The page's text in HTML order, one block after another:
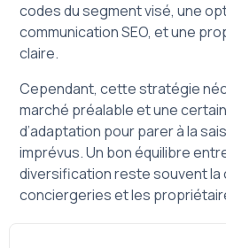
codes du segment visé, une
communication SEO, et une
claire.
Cependant, cette stratégie
marché préalable et une
d’adaptation pour parer à la
imprévus. Un bon équilibre
diversification reste souvent la
conciergeries et les